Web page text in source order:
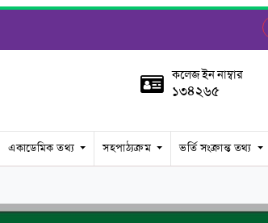
কলেজ ইন নাম্বার
১৩৪২৬৫
একাডেমিক তথ্য সহপাঠ্যক্রম ভর্তি সংক্রান্ত তথ্য